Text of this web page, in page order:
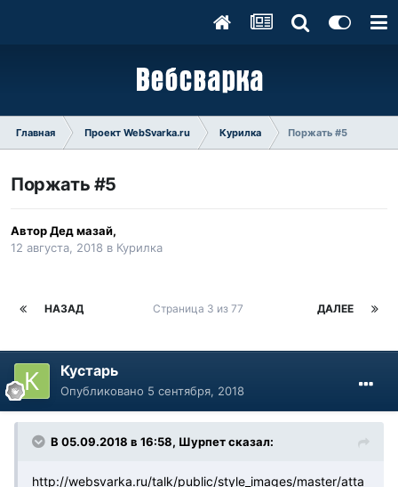
Главная Проект WebSvarka.ru Курилка Поржать #5
Поржать #5
АвторДед мазай,
12 августа, 2018 в Курилка
НАЗАД ДАЛЕЕ
Страница 3 из 77
Кустарь
Опубликовано 5 сентября, 2018
В 05.09.2018 в 16:58, Шурпет сказал:
http://websvarka.ru/talk/public/style_images/master/atta